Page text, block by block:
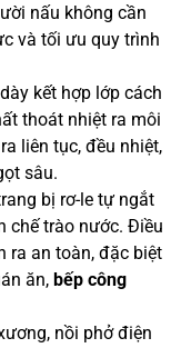
nấu không cần
và tối ưu quy trình
kết hợp lớp cách
thoát nhiệt ra môi
liên tục, đều nhiệt,
sâu.
bị rơ-le tự ngắt
chế trào nước. Điều
ra an toàn, đặc biệt
ăn, bếp công
nồi phở điện